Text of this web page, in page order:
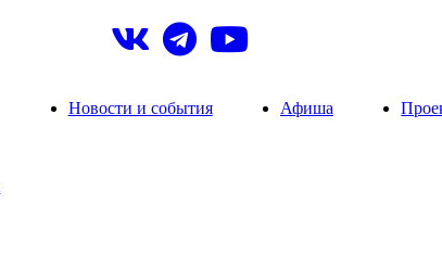
Новости и события Афиша